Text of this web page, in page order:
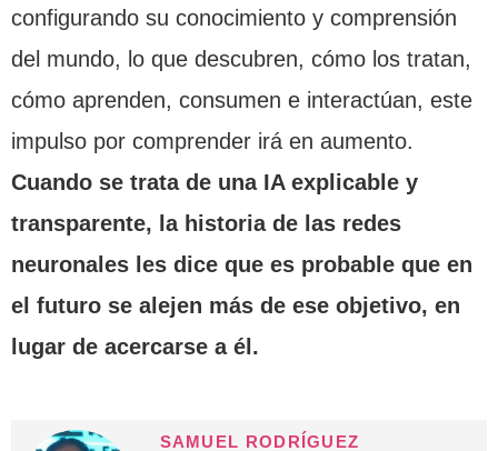
configurando su conocimiento y comprensión
del mundo, lo que descubren, cómo los tratan,
cómo aprenden, consumen e interactúan, este
impulso por comprender irá en aumento.
Cuando se trata de una IA explicable y
transparente, la historia de las redes
neuronales les dice que es probable que en
el futuro se alejen más de ese objetivo, en
lugar de acercarse a él.
SAMUEL RODRÍGUEZ